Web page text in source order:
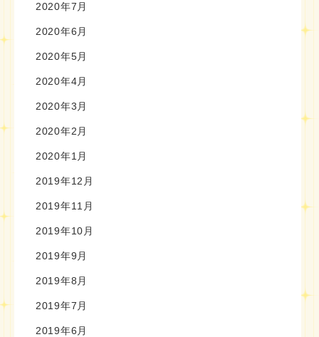
2020年7月
2020年6月
2020年5月
2020年4月
2020年3月
2020年2月
2020年1月
2019年12月
2019年11月
2019年10月
2019年9月
2019年8月
2019年7月
2019年6月